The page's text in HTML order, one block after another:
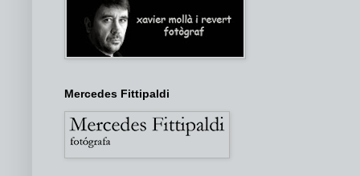
Mercedes Fittipaldi